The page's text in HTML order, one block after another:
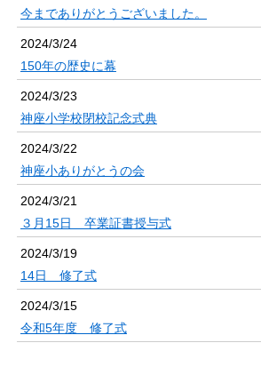
今までありがとうございました。
2024/3/24
150年の歴史に幕
2024/3/23
神座小学校閉校記念式典
2024/3/22
神座小ありがとうの会
2024/3/21
３月15日 卒業証書授与式
2024/3/19
14日 修了式
2024/3/15
令和5年度 修了式